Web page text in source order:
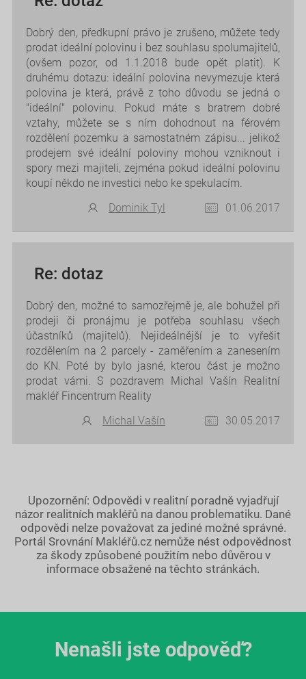
Dobrý den, předkupní právo je zrušeno, můžete tedy
prodat ideální polovinu i bez souhlasu spolumajitelů,
(ovšem pozor, od 1.1.2018 bude opět platit). K
druhému dotazu: ideální polovina nevymezuje která
polovina je která, právě z toho důvodu se jedná o
"ideální" polovinu. Pokud máte s bratrem dobré
vztahy, můžete se s ním dohodnout na férovém
rozdělení pozemku a samostatném zápisu... jelikož
prodejem své ideální poloviny mohou vzniknout i
spory mezi majiteli, zejména pokud ideální polovinu
koupí někdo ne investici nebo ke spekulacím.
Dominik Tyl
01.06.2017
Re: dotaz
Dobrý den, možné to samozřejmě je, ale bohužel při
prodeji či pronájmu je potřeba souhlasu všech
účastníků (majitelů). Nejideálnější je to vyřešit
rozdělením na 2 parcely - zaměřením a zanesením
do KN. Poté by bylo jasné, kterou část je možno
prodat vámi. S pozdravem Michal Vašín Realitní
makléř Fincentrum Reality
Michal Vašín
30.05.2017
Upozornění: Odpovědi v realitní poradně vyjadřují
názor realitních makléřů na danou problematiku. Dané
odpovědi nelze považovat za jediné možné správné.
Portál Srovnání Makléřů.cz nemůže nést odpovědnost
za škody způsobené použitím nebo důvěrou v
informace obsažené na těchto stránkách.
Nenašli jste odpověď?